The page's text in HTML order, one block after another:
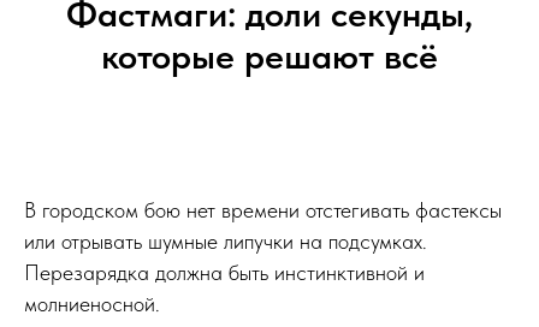
Фастмаги: доли секунды,
которые решают всё
В городском бою нет времени отстегивать фастексы
или отрывать шумные липучки на подсумках.
Перезарядка должна быть инстинктивной и
молниеносной.